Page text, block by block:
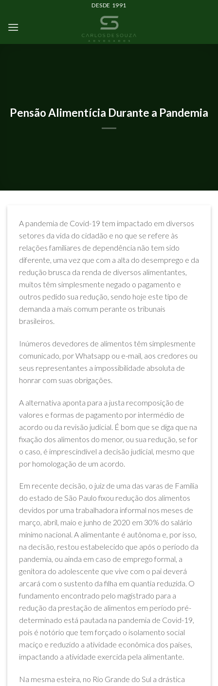
DESDE 1991
Pensão Alimentícia Durante a Pandemia
A pandemia de Covid-19 tem impactado em diversos
setores da vida do cidadão e no que se refere às
relações familiares de dependência não tem sido
diferente, uma vez que com a alta do desemprego e da
redução brusca da renda de diversos alimentantes,
muitos têm simplesmente negado o pagamento e
outros pedido sua redução, sendo hoje este tipo de
demanda a mais comum perante os tribunais
brasileiros.
Inúmeros devedores de alimentos têm simplesmente
comunicado, por Whatsapp ou e-mail, aos credores ou
seus representantes a impossibilidade absoluta de
honrar com suas obrigações.
A alternativa aponta para a justa recomposição de
valores e formas de pagamento por intermédio de
acordo ou da revisão judicial. É bom que se diga que na
fixação dos alimentos do menor, ou sua redução, se for
o caso, é imprescindível a decisão judicial, mesmo que
por homologação de um acordo.
Em recente decisão, o juiz de uma das varas de Família
do estado de São Paulo fixou redução dos alimentos
devidos por uma trabalhadora informal nos meses de
março, abril, maio e junho de 2020 em 30% do salário
mínimo nacional. A alimentante é autônoma e, por isso,
na decisão, restou estabelecido que após o período da
pandemia, ou ainda em caso de emprego formal, a
genitora do adolescente que vive com o pai deverá
arcará com o sustento da filha em quantia reduzida. O
fundamento encontrado pelo magistrado para a
redução da prestação de alimentos em período pré-
determinado está pautada na pandemia de Covid-19,
pois é notório que tem forçado o isolamento social
maciço e reduzido a atividade econômica dos países,
impactando a atividade exercida pela alimentante.
Na mesma esteira, no Rio Grande do Sul a drástica